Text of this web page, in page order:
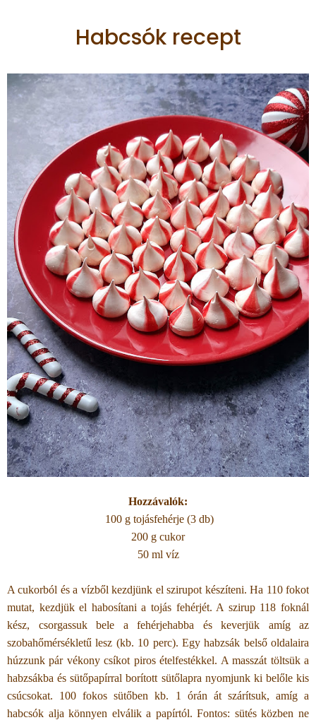
Habcsók recept
Hozzávalók:
100 g tojásfehérje (3 db)
200 g cukor
50 ml víz
A cukorból és a vízből kezdjünk el szirupot készíteni. Ha 110 fokot
mutat, kezdjük el habosítani a tojás fehérjét. A szirup 118 foknál
kész, csorgassuk bele a fehérjehabba és keverjük amíg az
szobahőmérsékletű lesz (kb. 10 perc). Egy habzsák belső oldalaira
húzzunk pár vékony csíkot piros ételfestékkel. A masszát töltsük a
habzsákba és sütőpapírral borított sütőlapra nyomjunk ki belőle kis
csúcsokat. 100 fokos sütőben kb. 1 órán át szárítsuk, amíg a
habcsók alja könnyen elválik a papírtól. Fontos: sütés közben ne